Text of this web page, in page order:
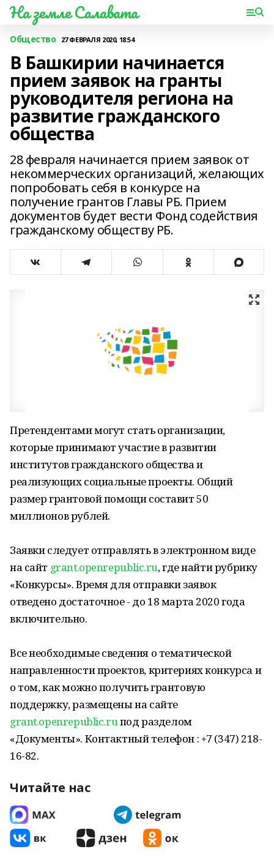
На земле Салавата
Общество 27 ФЕВРАЛЯ 2020, 18:54
В Башкирии начинается
прием заявок на гранты
руководителя региона на
развитие гражданского
общества
28 февраля начинается прием заявок от
некоммерческих организаций, желающих
попробовать себя в конкурсе на
получение грантов Главы РБ. Прием
документов будет вести Фонд содействия
гражданскому обществу РБ.
Претендентами могут стать организации,
которые принимают участие в развитии
институтов гражданского общества и
реализующих социальные проекты. Общий
размер грантовой помощи составит 50
миллионов рублей.
Заявки следует отправлять в электронном виде
на сайт grant.openrepublic.ru, где найти рубрику
«Конкурсы». Время для отправки заявок
отведено достаточное - до 18 марта 2020 года
включительно.
Все необходимые сведения о тематической
направленности проектов, критериях конкурса и
о том, как можно получить грантовую
поддержку, размещены на сайте
grant.openrepublic.ruпод разделом
«Документы». Контактный телефон : +7 (347) 218-
16-82.
Читайте нас